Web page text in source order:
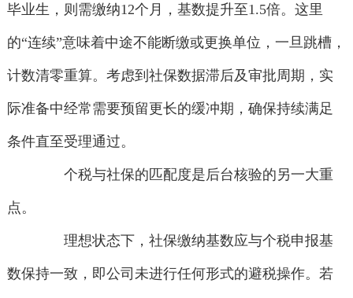
毕业生，则需缴纳12个月，基数提升至1.5倍。这里
的“连续”意味着中途不能断缴或更换单位，一旦跳槽，
计数清零重算。考虑到社保数据滞后及审批周期，实
际准备中经常需要预留更长的缓冲期，确保持续满足
条件直至受理通过。
个税与社保的匹配度是后台核验的另一大重
点。
理想状态下，社保缴纳基数应与个税申报基
数保持一致，即公司未进行任何形式的避税操作。若